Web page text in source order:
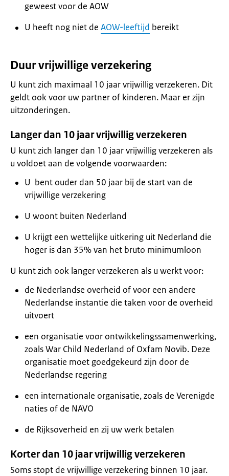
geweest voor de AOW
U heeft nog niet de AOW-leeftijd bereikt
Duur vrijwillige verzekering
U kunt zich maximaal 10 jaar vrijwillig verzekeren. Dit
geldt ook voor uw partner of kinderen. Maar er zijn
uitzonderingen.
Langer dan 10 jaar vrijwillig verzekeren
U kunt zich langer dan 10 jaar vrijwillig verzekeren als
u voldoet aan de volgende voorwaarden:
U bent ouder dan 50 jaar bij de start van de
vrijwillige verzekering
U woont buiten Nederland
U krijgt een wettelijke uitkering uit Nederland die
hoger is dan 35% van het bruto minimumloon
U kunt zich ook langer verzekeren als u werkt voor:
de Nederlandse overheid of voor een andere
Nederlandse instantie die taken voor de overheid
uitvoert
een organisatie voor ontwikkelingssamenwerking,
zoals War Child Nederland of Oxfam Novib. Deze
organisatie moet goedgekeurd zijn door de
Nederlandse regering
een internationale organisatie, zoals de Verenigde
naties of de NAVO
de Rijksoverheid en zij uw werk betalen
Korter dan 10 jaar vrijwillig verzekeren
Soms stopt de vrijwillige verzekering binnen 10 jaar.